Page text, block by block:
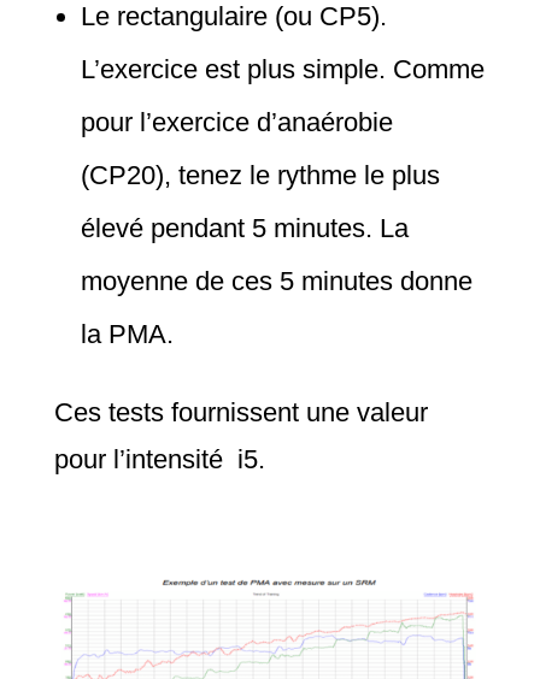
Le rectangulaire (ou CP5).
L’exercice est plus simple. Comme
pour l’exercice d’anaérobie
(CP20), tenez le rythme le plus
élevé pendant 5 minutes. La
moyenne de ces 5 minutes donne
la PMA.
Ces tests fournissent une valeur
pour l’intensité i5.